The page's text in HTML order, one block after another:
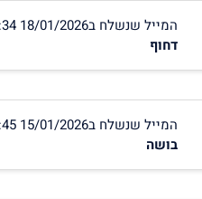
המייל שנשלח ב18/01/2026 10:52:34
דחוף
המייל שנשלח ב15/01/2026 14:06:45
בושה